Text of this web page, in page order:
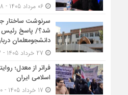
06 مرداد 1405 - 19:58
سرنوشت ساختار
شد؟/ پاسخ رئیس
دانشجومعلمان
فراتر از معدل؛
اسلامی ایران